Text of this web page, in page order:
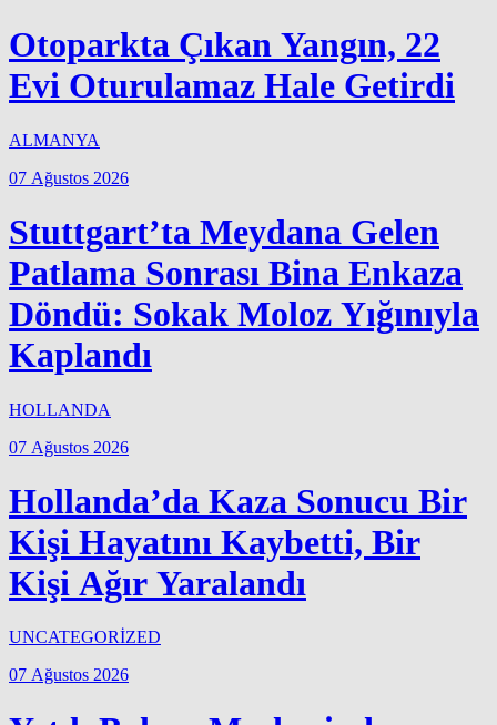
Otoparkta Çıkan Yangın, 22
Evi Oturulamaz Hale Getirdi
ALMANYA
07 Ağustos 2026
Stuttgart’ta Meydana Gelen
Patlama Sonrası Bina Enkaza
Döndü: Sokak Moloz Yığınıyla
Kaplandı
HOLLANDA
07 Ağustos 2026
Hollanda’da Kaza Sonucu Bir
Kişi Hayatını Kaybetti, Bir
Kişi Ağır Yaralandı
UNCATEGORİZED
07 Ağustos 2026